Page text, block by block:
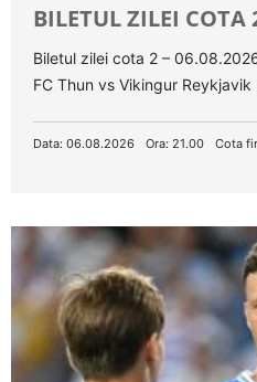
BILETUL ZILEI COTA
Biletul zilei cota 2 –
FC Thun vs Vikingur Reykjavik
Data: 06.08.2026 Ora: 21.00 Cota